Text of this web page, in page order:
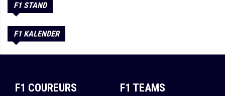
F1 STAND
F1 KALENDER
F1 COUREURS F1 TEAMS